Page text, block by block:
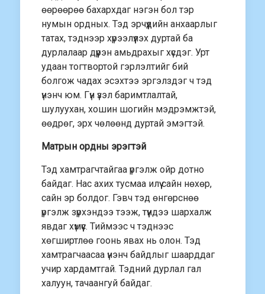
өөрөөрөө бахархдаг нэгэн бол тэр
нумын ордных. Тэд эрчүүдийн анхаарлыг
татах, тэднээр хүрээлүүлэх дуртай ба
дурлалаар дүүрэн амьдрахыг хүсдэг. Урт
удаан тогтвортой гэрлэлтийг бий
болгож чадах эсэхтээ эргэлздэг ч тэд
үнэнч юм. Гүн үзэл баримтлалтай,
шулуухан, хошин шогийн мэдрэмжтэй,
өөдрөг, эрх чөлөөнд дуртай эмэгтэй.
Матрын ордны эрэгтэй
Тэд хамтрагчтайгаа үргэлж ойр дотно
байдаг. Нас ахих тусмаа илүү сайн нөхөр,
сайн эр болдог. Гэвч тэд өнгөрснөө
үргэлж зүрхэндээ тээж, түүндээ шархалж
явдаг хүмүүс. Тиймээс ч тэднээс
хөгширтлөө гоонь явах нь олон. Тэд
хамтрагчаасаа үнэнч байдлыг шаарддаг
учир хардамтгай. Тэдний дурлал гал
халуун, тачаангуй байдаг.